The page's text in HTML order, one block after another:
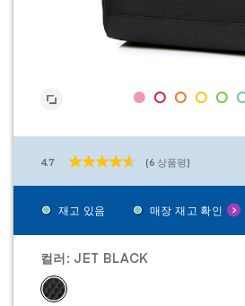
4.7 (6 상품평)
별
5
중
개
입
니
다.
6
재고 있음 매장 재고 확인
컬러: JET BLACK